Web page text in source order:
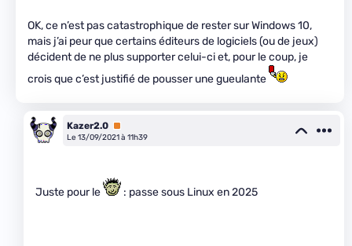
OK, ce n’est pas catastrophique de rester sur Windows 10,
mais j’ai peur que certains éditeurs de logiciels (ou de jeux)
décident de ne plus supporter celui-ci et, pour le coup, je
crois que c’est justifié de pousser une gueulante
Kazer2.0 Premium
Le 13/09/2021 à 11h39
Juste pour le : passe sous Linux en 2025